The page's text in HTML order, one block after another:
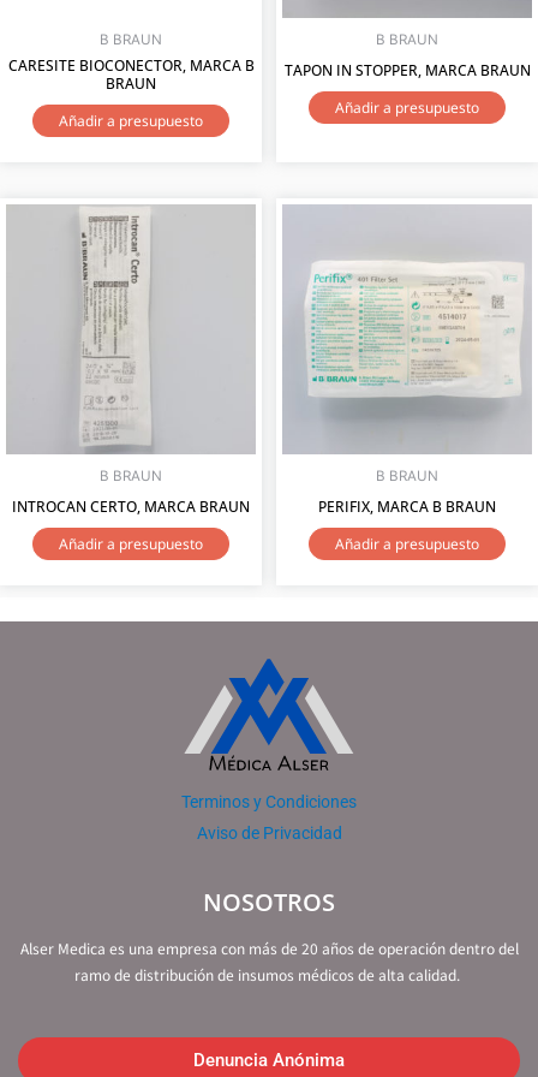
B BRAUN
CARESITE BIOCONECTOR, MARCA B
BRAUN
Añadir a presupuesto
B BRAUN
TAPON IN STOPPER, MARCA BRAUN
Añadir a presupuesto
B BRAUN
INTROCAN CERTO, MARCA BRAUN
Añadir a presupuesto
B BRAUN
PERIFIX, MARCA B BRAUN
Añadir a presupuesto
Terminos y Condiciones
Aviso de Privacidad
NOSOTROS
Alser Medica es una empresa con más de 20 años de operación dentro del
ramo de distribución de insumos médicos de alta calidad.
Denuncia Anónima